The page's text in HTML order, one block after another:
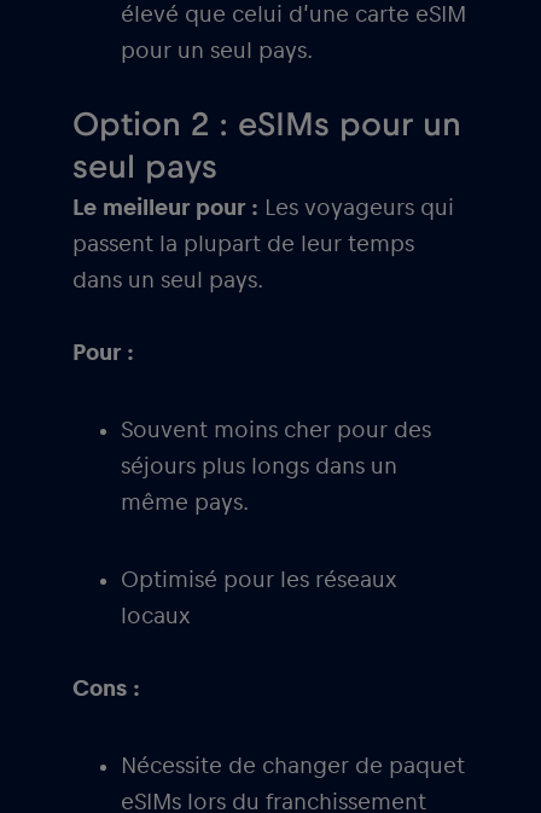
élevé que celui d’une carte eSIM
pour un seul pays.
Option 2 : eSIMs pour un
seul pays
Le meilleur pour : Les voyageurs qui
passent la plupart de leur temps
dans un seul pays.
Pour :
Souvent moins cher pour des
séjours plus longs dans un
même pays.
Optimisé pour les réseaux
locaux
Cons :
Nécessite de changer de paquet
eSIMs lors du franchissement